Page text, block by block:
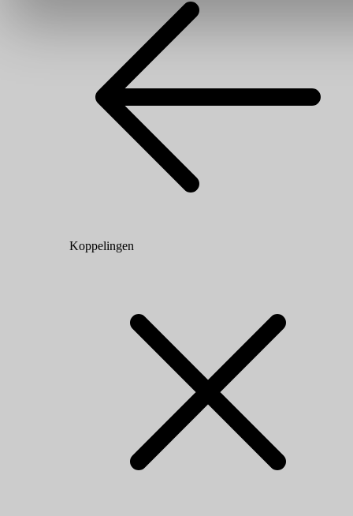
Koppelingen